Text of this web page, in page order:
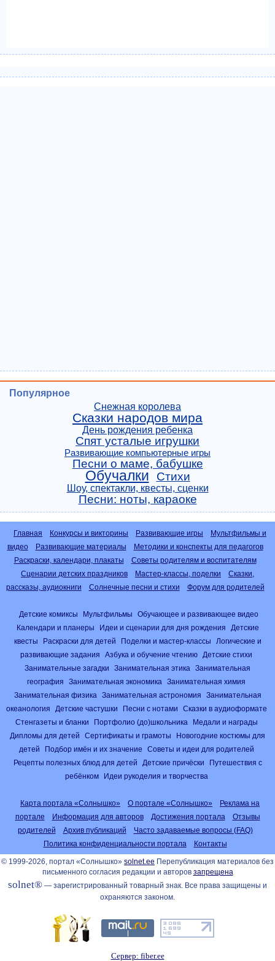
Популярное
Снежная королева
Сказки народов мира
День рождения ребенка
Спят усталые игрушки
Развивающие компьютерные игры
Песни о маме, бабушке
Обучалки Стихи
Шоу, спектакли, квесты, сценки
Песни: ноты, караоке
Главная Конкурсы и викторины Развивающие игры
Мультфильмы и
видео
Развивающие материалы
Методики и конспекты для педагогов
Раскраски, календари, плакаты
Советы родителям и воспитателям
Сценарии детских праздников
Мастер-классы, поделки
Сказки,
рассказы, аудиокниги
Солнечные песни и стихи Форум для родителей
Детские комиксы Мультфильмы
Обучающее и развивающее видео
Календари и планеры
Идеи и сценарии для дня рождения
Детские
квесты
Раскраски для детей Поделки и мастер-классы
Логические и
развивающие задания
Азбука и обучение чтению
Детские стихи
Занимательные загадки
Занимательная этика
Занимательная
география
Занимательная экономика
Занимательная химия
Занимательная физика
Занимательная астрономия
Занимательная
океанология
Детские частушки Песни с нотами
Сказки в аудиоформате
Стенгазеты и бланки
Портфолио (до)школьника
Медали и награды
Дипломы для детей
Сертификаты и грамоты
Новогодние костюмы для
детей
Подбор имён и их значение
Советы и идеи для родителей
Рецепты полезных блюд для детей
Детские причёски
Путешествия с
ребёнком
Идеи рукоделия и творчества
Карта портала «Солнышко» О портале «Солнышко»
Реклама на
портале
Информация для авторов Достижения портала
Отзывы
родителей
Архив публикаций
Часто задаваемые вопросы (FAQ)
Политика конфиденциальности портала
Контакты
© 1999-2026, портал «Солнышко» solnet.ee Перепубликация материалов без
письменного согласия редакции и авторов запрещена
solnet® — зарегистрированный товарный знак. Все права защищены и
охраняются законом.
Сервер: fiber.ee